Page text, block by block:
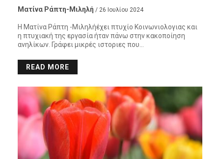
Ματίνα Ράπτη-Μιληλή / 26 Ιουλίου 2024
Η Ματίνα Ράπτη -Μιληλήέχει πτυχίο Κοινωνιολογιας και
η πτυχιακή της εργασία ήταν πάνω στην κακοποίηση
ανηλίκων. Γράφει μικρές ιστοριες που…
READ MORE